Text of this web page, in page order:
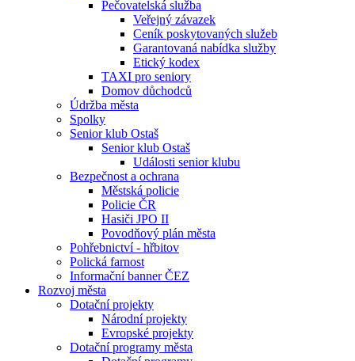
Pečovatelská služba
Veřejný závazek
Ceník poskytovaných služeb
Garantovaná nabídka služby
Etický kodex
TAXI pro seniory
Domov důchodců
Údržba města
Spolky
Senior klub Ostaš
Senior klub Ostaš
Události senior klubu
Bezpečnost a ochrana
Městská policie
Policie ČR
Hasiči JPO II
Povodňový plán města
Pohřebnictví - hřbitov
Polická farnost
Informační banner ČEZ
Rozvoj města
Dotační projekty
Národní projekty
Evropské projekty
Dotační programy města